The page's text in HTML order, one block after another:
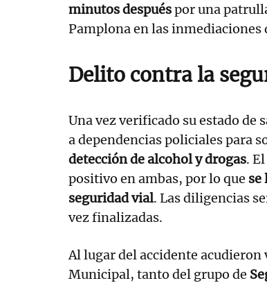
minutos despuéspor una
Pamplona en las inmediaciones
Delito contra la
Una vez verificado su estado de
a dependencias policiales para
detección de alcohol y drogas.
positivo en ambas, por lo que se
seguridad vial. Las diligencias
vez finalizadas.
Al lugar del accidente
Municipal, tanto del grupo de